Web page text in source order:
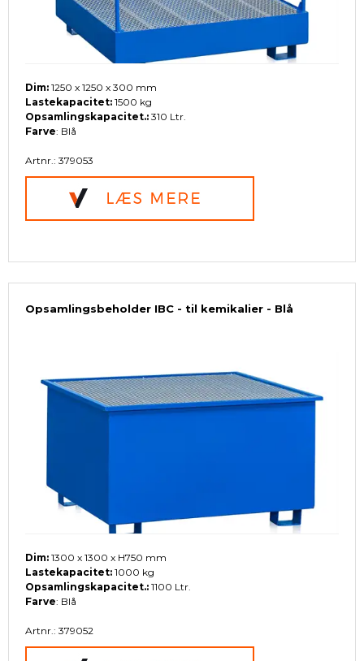
Dim: 1250 x 1250 x 300 mm
Lastekapacitet: 1500 kg
Opsamlingskapacitet.: 310 Ltr.
Farve: Blå
Artnr.: 379053
Opsamlingsbeholder IBC - til kemikalier - Blå
Dim: 1300 x 1300 x H750 mm
Lastekapacitet: 1000 kg
Opsamlingskapacitet.: 1100 Ltr.
Farve: Blå
Artnr.: 379052